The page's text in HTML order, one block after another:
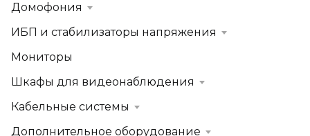
Домофония
ИБП и стабилизаторы напряжения
Мониторы
Шкафы для видеонаблюдения
Кабельные системы
Дополнительное оборудование